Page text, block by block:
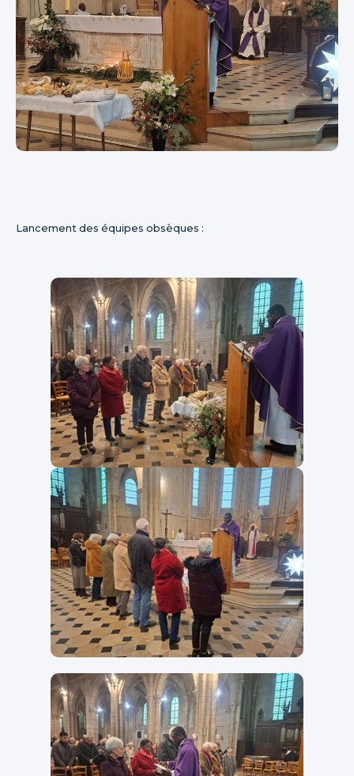
Lancement des équipes obsèques :